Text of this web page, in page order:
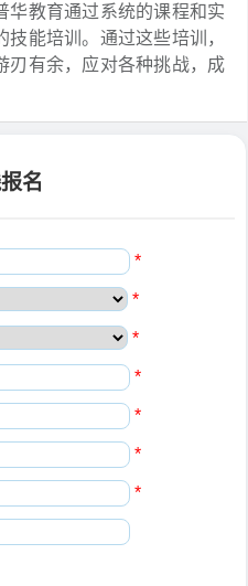
华教育通过系统的课程和实
能培训。通过这些培训，
刃有余，应对各种挑战，成
名
*
*
*
*
*
*
*